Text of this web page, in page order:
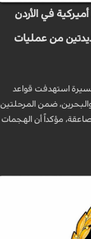
في الأردن
من عمليات
استهدفت قواعد
ضمن المرحلتين
مؤكداً أن الهجمات